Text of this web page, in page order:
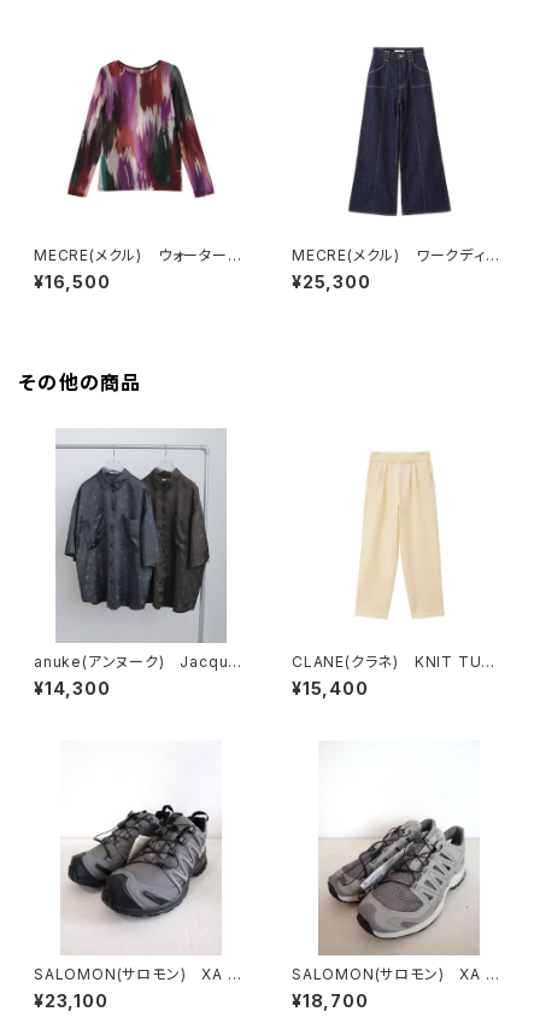
MECRE(メクル) ウォーターカ
ラーシアープルオーバー
¥16,500
MECRE(メクル) ワークディテ
ールデニムパンツ
¥25,300
その他の商品
anuke(アンヌーク) Jacquar
d Halfsleeve Shirts
¥14,300
CLANE(クラネ) KNIT TUCK
PANTS
¥15,400
SALOMON(サロモン) XA P
RO 3D GORE-TEX
¥23,100
SALOMON(サロモン) XA P
RO 3D AMPHIB Paloma
¥18,700